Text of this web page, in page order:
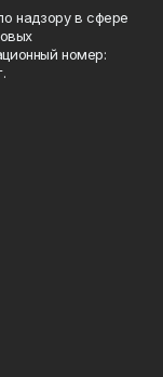
надзору в сфере
номер: